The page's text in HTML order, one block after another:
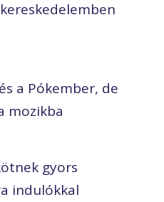
a Pókember, de
mozikba
gyors
indulókkal